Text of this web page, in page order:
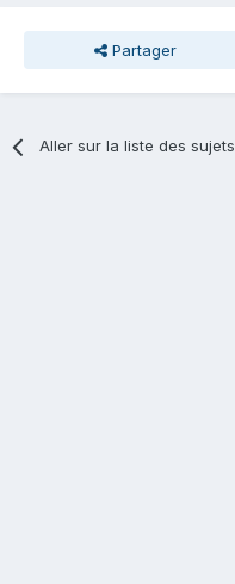
Partager
Aller sur la liste des sujets